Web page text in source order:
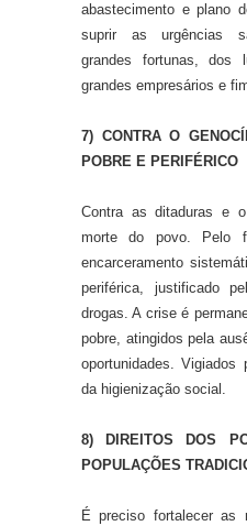
abastecimento e plano
suprir as urgências
grandes fortunas, dos
grandes empresários e
7) CONTRA O
POBRE E PERIFÉRICO
Contra as ditaduras e
morte do povo. Pelo
encarceramento
periférica, justificado
drogas. A crise é
pobre, atingidos pela
oportunidades. Vigiados
da higienização social.
8) DIREITOS DOS
POPULAÇÕES
É preciso fortalecer as